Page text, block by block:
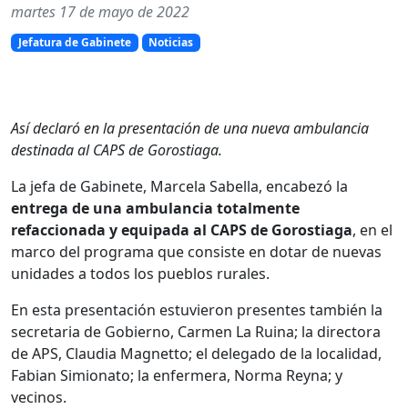
martes 17 de mayo de 2022
Jefatura de Gabinete Noticias
Así declaró en la presentación de una nueva ambulancia
destinada al CAPS de Gorostiaga.
La jefa de Gabinete, Marcela Sabella, encabezó la
entrega de una ambulancia totalmente
refaccionada y equipada al CAPS de Gorostiaga, en el
marco del programa que consiste en dotar de nuevas
unidades a todos los pueblos rurales.
En esta presentación estuvieron presentes también la
secretaria de Gobierno, Carmen La Ruina; la directora
de APS, Claudia Magnetto; el delegado de la localidad,
Fabian Simionato; la enfermera, Norma Reyna; y
vecinos.